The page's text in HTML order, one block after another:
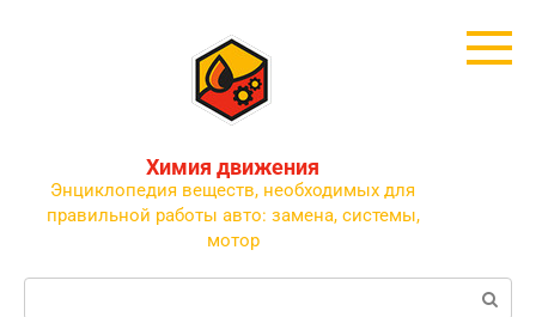
Химия движения
Энциклопедия веществ, необходимых для
правильной работы авто: замена, системы,
мотор
Поиск: